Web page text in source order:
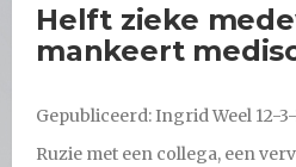
Helft zieke
mankeert
Gepubliceerd: Ingrid Weel 12-
Ruzie met een collega, een